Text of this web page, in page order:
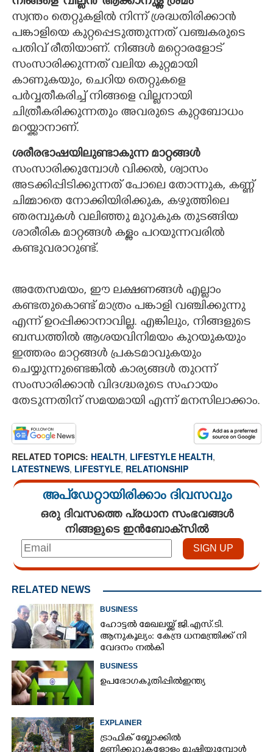
സ്വന്തം തെറ്റുകളിൽ നിന്ന് ശ്രദ്ധതിരിക്കാൻ
പങ്കാളിയെ കുറ്റപ്പെടുത്തുന്നത് വഞ്ചകരുടെ
പതിവ് രീതിയാണ്. നിങ്ങൾ മറ്റൊരളോട്
സംസാരിക്കുന്നത് വലിയ കുറ്റമായി
കാണുകയും, ചെറിയ തെറ്റുകളെ
പർവ്വതീകരിച്ച് നിങ്ങളെ വില്ലനായി
ചിത്രീകരിക്കുന്നതും അവരുടെ കുറ്റബോധം
മറയ്ക്കാനാണ്.
ശരീരഭാഷയിലുണ്ടാകുന്ന മാറ്റങ്ങൾ
സംസാരിക്കുമ്പോൾ വിക്കൽ, ശ്വാസം
അടക്കിപ്പിടിക്കുന്നത് പോലെ തോന്നുക, കണ്ണ്
ചിമ്മാതെ നോക്കിയിരിക്കുക, കഴുത്തിലെ
ഞരമ്പുകൾ വലിഞ്ഞു മുറുകുക തുടങ്ങിയ
ശാരീരിക മാറ്റങ്ങൾ കള്ളം പറയുന്നവരിൽ
കണ്ടുവരാറുണ്ട്.
അതേസമയം, ഈ ലക്ഷണങ്ങൾ എല്ലാം
കണ്ടതുകൊണ്ട് മാത്രം പങ്കാളി വഞ്ചിക്കുന്നു
എന്ന് ഉറപ്പിക്കാനാവില്ല. എങ്കിലും, നിങ്ങളുടെ
ബന്ധത്തിൽ ആശയവിനിമയം കുറയുകയും
ഇത്തരം മാറ്റങ്ങൾ പ്രകടമാവുകയും
ചെയ്യുന്നുണ്ടെങ്കിൽ കാര്യങ്ങൾ തുറന്ന്
സംസാരിക്കാൻ വിദഗ്ദ്ധരുടെ സഹായം
തേടുന്നതിന് സമയമായി എന്ന് മനസിലാക്കാം.
RELATED TOPICS: HEALTH, LIFESTYLE HEALTH,
LATESTNEWS, LIFESTYLE, RELATIONSHIP
അപ്ഡേറ്റായിരിക്കാം ദിവസവും
ഒരു ദിവസത്തെ പ്രധാന സംഭവങ്ങൾ
നിങ്ങളുടെ ഇൻബോക്സിൽ
RELATED NEWS
BUSINESS
ഹോട്ടൽ മേഖലയ്ക്ക് ജി​.എസ്.ടി​.
ആനുകൂല്യം: കേന്ദ്ര ധനമന്ത്രി​ക്ക് നി​
വേദനം നൽകി​
BUSINESS
ഉ​പ​ഭോ​ഗ​ ​കു​തി​പ്പി​ൽ​ ​ഇ​ന്ത്യ​
EXPLAINER
ട്രാഫിക് ബ്ലോക്കിൽ